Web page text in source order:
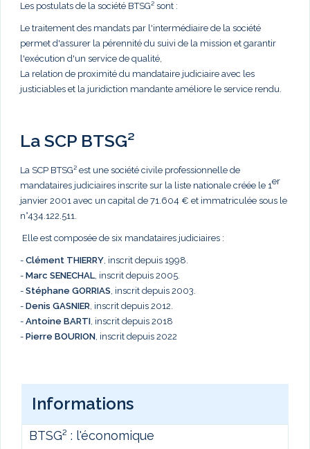
Les postulats de la société BTSG² sont :
Le traitement des mandats par l'intermédiaire de la société
permet d'assurer la pérennité du suivi de la mission et garantir
l'exécution d'un service de qualité,
La relation de proximité du mandataire judiciaire avec les
justiciables et la juridiction mandante améliore le service rendu.
La SCP BTSG²
La SCP BTSG² est une société civile professionnelle de
mandataires judiciaires inscrite sur la liste nationale créée le 1er
janvier 2001 avec un capital de 71.604 € et immatriculée sous le
n°434.122.511.
Elle est composée de six mandataires judiciaires :
- Clément THIERRY, inscrit depuis 1998.
- Marc SENECHAL, inscrit depuis 2005.
- Stéphane GORRIAS, inscrit depuis 2003.
- Denis GASNIER, inscrit depuis 2012.
- Antoine BARTI, inscrit depuis 2018
- Pierre BOURION, inscrit depuis 2022
Informations
BTSG² : l'économique